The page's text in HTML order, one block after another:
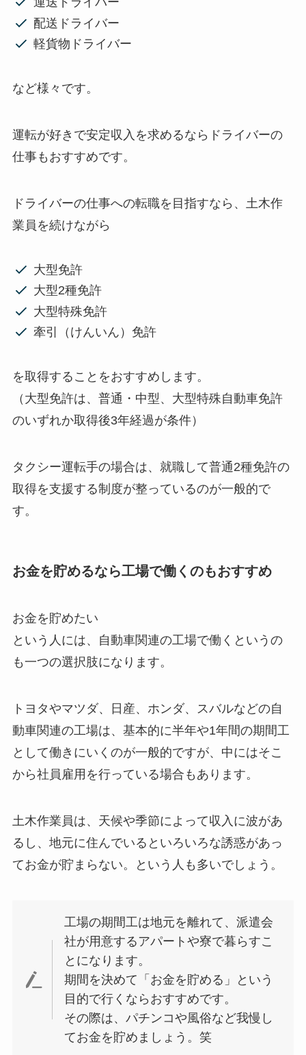
配送ドライバー
軽貨物ドライバー
など様々です。
運転が好きで安定収入を求めるならドライバーの
仕事もおすすめです。
ドライバーの仕事への転職を目指すなら、土木作
業員を続けながら
大型免許
大型2種免許
大型特殊免許
牽引（けんいん）免許
を取得することをおすすめします。
（ 大型免許は、普通・中型、大型特殊自動車免許
のいずれか取得後3年経過が条件）
タクシー運転手の場合は、就職して普通2種免許の
取得を支援する制度が整っているのが一般的で
す。
お金を貯めるなら工場で働くのもおすすめ
お金を貯めたい
という人には、自動車関連の工場で働くというの
も一つの選択肢になります。
トヨタやマツダ、日産、ホンダ、スバルなどの自
動車関連の工場は、基本的に半年や1年間の期間工
として働きにいくのが一般的ですが、中にはそこ
から社員雇用を行っている場合もあります。
土木作業員は、天候や季節によって収入に波があ
るし、地元に住んでいるといろいろな誘惑があっ
てお金が貯まらない。という人も多いでしょう。
工場の期間工は地元を離れて、派遣会
社が用意するアパートや寮で暮らすこ
とになります。
期間を決めて「お金を貯める」という
目的で行くならおすすめです。
その際は、パチンコや風俗など我慢し
てお金を貯めましょう。笑